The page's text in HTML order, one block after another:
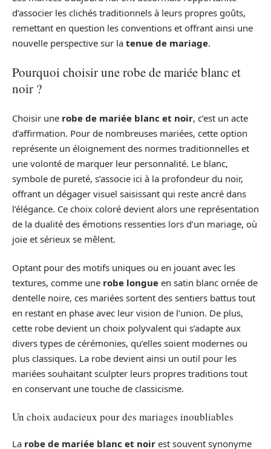
d’associer les clichés traditionnels à leurs propres goûts,
remettant en question les conventions et offrant ainsi une
nouvelle perspective sur la tenue de mariage.
Pourquoi choisir une robe de mariée blanc et
noir ?
Choisir une robe de mariée blanc et noir, c’est un acte
d’affirmation. Pour de nombreuses mariées, cette option
représente un éloignement des normes traditionnelles et
une volonté de marquer leur personnalité. Le blanc,
symbole de pureté, s’associe ici à la profondeur du noir,
offrant un dégager visuel saisissant qui reste ancré dans
l’élégance. Ce choix coloré devient alors une représentation
de la dualité des émotions ressenties lors d’un mariage, où
joie et sérieux se mêlent.
Optant pour des motifs uniques ou en jouant avec les
textures, comme une robe longue en satin blanc ornée de
dentelle noire, ces mariées sortent des sentiers battus tout
en restant en phase avec leur vision de l’union. De plus,
cette robe devient un choix polyvalent qui s’adapte aux
divers types de cérémonies, qu’elles soient modernes ou
plus classiques. La robe devient ainsi un outil pour les
mariées souhaitant sculpter leurs propres traditions tout
en conservant une touche de classicisme.
Un choix audacieux pour des mariages inoubliables
La robe de mariée blanc et noir est souvent synonyme